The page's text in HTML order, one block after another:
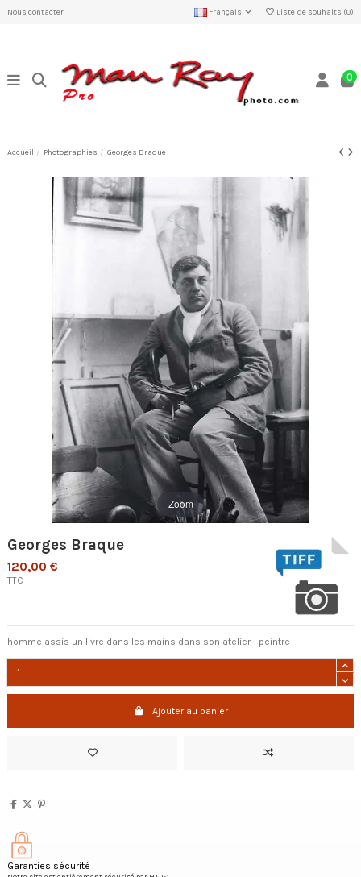
Nous contacter Français Liste de souhaits (0)
0
Accueil Photographies Georges Braque
Zoom
Georges Braque
120,00 €
TTC
homme assis un livre dans les mains dans son atelier - peintre
Ajouter au panier
Garanties sécurité